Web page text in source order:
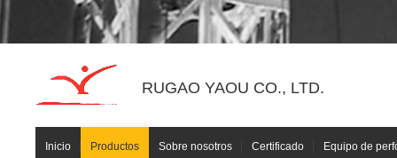
RUGAO YAOU CO., LTD.
Inicio Productos Sobre nosotros Certificado Equipo de